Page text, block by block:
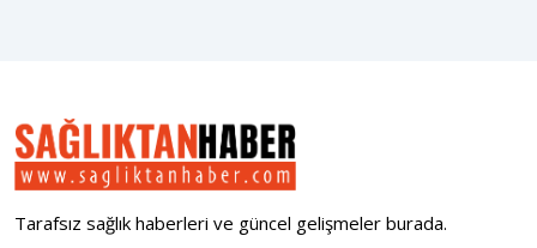
Tarafsız sağlık haberleri ve güncel gelişmeler burada.